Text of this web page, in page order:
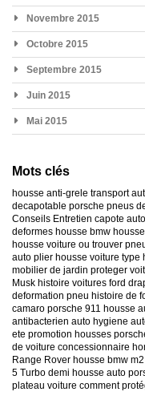
Novembre 2015
Octobre 2015
Septembre 2015
Juin 2015
Mai 2015
Mots clés
housse anti-grele transport
decapotable porsche pneus
Conseils Entretien capote auto
deformes housse bmw
housse voiture ou trouver
auto plier housse voiture type
mobilier de jardin proteger
Musk histoire voitures ford
deformation pneu histoire de
camaro porsche 911 housse
antibacterien auto hygiene
ete promotion housses
de voiture concessionnaire
Range Rover housse bmw m2
5 Turbo demi housse auto
plateau voiture comment